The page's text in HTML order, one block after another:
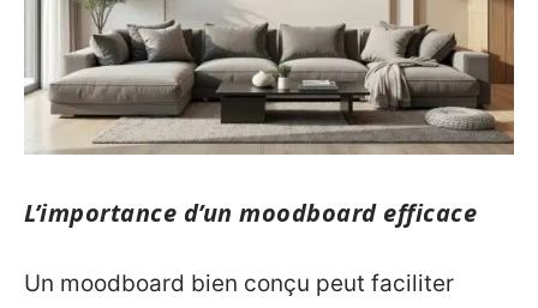
L’importance d’un moodboard efficace
Un moodboard bien conçu peut faciliter